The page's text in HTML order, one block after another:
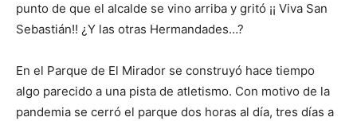
punto de que el alcalde se vino arriba y gritó ¡¡ Viva San
Sebastián!! ¿Y las otras Hermandades…?
En el Parque de El Mirador se construyó hace tiempo
algo parecido a una pista de atletismo. Con motivo de la
pandemia se cerró el parque dos horas al día, tres días a